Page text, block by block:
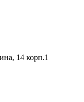
14 корп.1